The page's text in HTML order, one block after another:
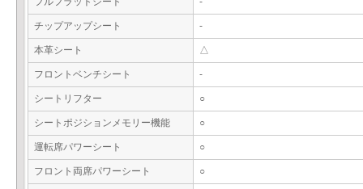
チップアップシート -
本革シート △
フロントベンチシート -
シートリフター ○
シートポジションメモリー機能 ○
運転席パワーシート ○
フロント両席パワーシート ○